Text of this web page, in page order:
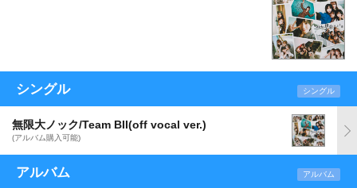
シングル シングル
無限大ノック/Team BII(off vocal ver.)
(アルバム購入可能)
アルバム アルバム